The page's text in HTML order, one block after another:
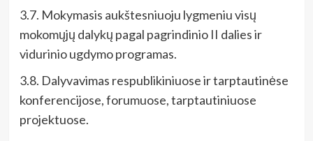
3.7. Mokymasis aukštesniuoju lygmeniu visų
mokomųjų dalykų pagal pagrindinio II dalies ir
vidurinio ugdymo programas.
3.8. Dalyvavimas respublikiniuose ir tarptautinėse
konferencijose, forumuose, tarptautiniuose
projektuose.